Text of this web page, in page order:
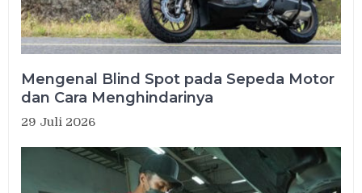
Mengenal Blind Spot pada Sepeda Motor
dan Cara Menghindarinya
29 Juli 2026